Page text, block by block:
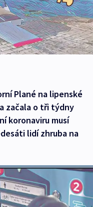
Plané na lipenské
začala o tři týdny
koronaviru musí
lidí zhruba na